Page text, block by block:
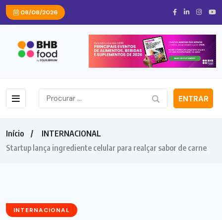
08/08/2026
ENTRAR
Início
INTERNACIONAL
Startup lança ingrediente celular para realçar sabor de carne
INTERNACIONAL